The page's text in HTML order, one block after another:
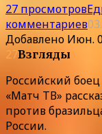
27 просмотров
комментариев
Добавлено Июн.
27Взгляды
Российский
«Матч ТВ»
против
России.